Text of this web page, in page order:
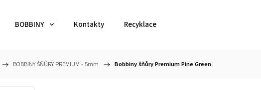
BOBBINY Kontakty Recyklace
/ BOBBINY ŠŇŮRY PREMIUM - 5mm / Bobbiny šňůry Premium Pine Green